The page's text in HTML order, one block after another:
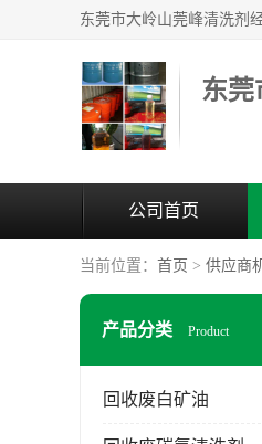
东莞
公司首页
当前位置： 首页 > 供应商
产品分类 Product
回收废白矿油